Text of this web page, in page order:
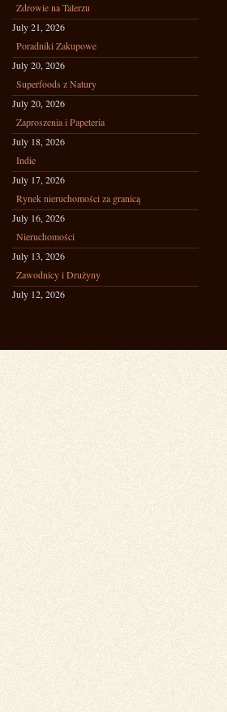
Zdrowie na Talerzu
July 21, 2026
Poradniki Zakupowe
July 20, 2026
Superfoods z Natury
July 20, 2026
Zaproszenia i Papeteria
July 18, 2026
Indie
July 17, 2026
Rynek nieruchomości za granicą
July 16, 2026
Nieruchomości
July 13, 2026
Zawodnicy i Drużyny
July 12, 2026